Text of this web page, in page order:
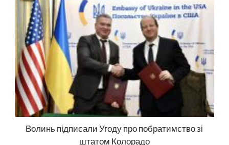
Волинь підписали Угоду про побратимство зі
штатом Колорадо